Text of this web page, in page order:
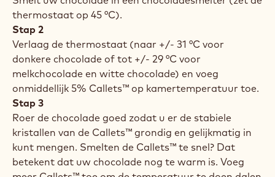
gesmolten chocolade dan zetten ze een
kettingreactie in gang wat resulteert in correct
gekristalliseerde chocolade. De vereiste hoeveelheid
Callets™ is afhankelijk van de temperatuur van de
gesmolten chocolade en de Callets™. Als uw
gesmolten chocolade een temperatuur heeft van
ongeveer 40 °C, dan is de vuistregel dat u 5%
Callets™ moet toevoegen bij kamertemperatuur
(d.w.z. tussen 15 en 20 °C).
Stap 1
Smelt uw chocolade in een chocoladesmelter (zet de
thermostaat op 45 °C).